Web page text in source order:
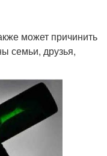
может причинить
семьи, друзья,